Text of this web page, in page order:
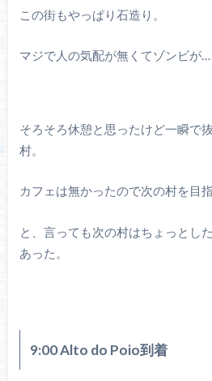
この街もやっぱり石造り。
マジで人の気配が無くてゾンビが…
そろそろ休憩と思ったけど一瞬で
村。
カフェは無かったので次の村を目指
と、言っても次の村はちょっとし
あった。
9:00 Alto do Poio到着